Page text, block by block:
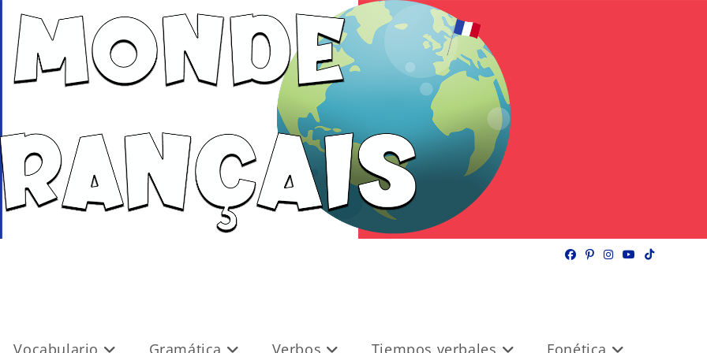
Vocabulario Gramática Verbos Tiempos verbales Fonética